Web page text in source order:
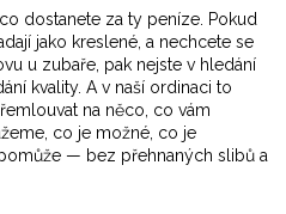
dostanete za ty peníze. Pokud
jako kreslené, a nechcete se
u zubaře, pak nejste v hledání
kvality. A v naší ordinaci to
na něco, co vám
co je možné, co je
— bez přehnaných slibů a